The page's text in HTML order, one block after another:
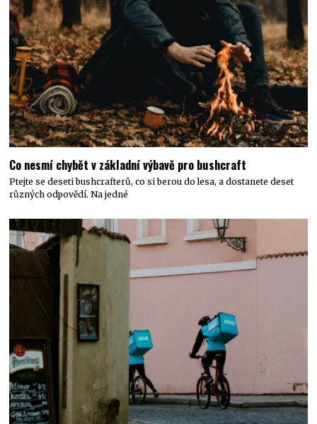
Co nesmí chybět v základní výbavě pro bushcraft
Ptejte se deseti bushcrafterů, co si berou do lesa, a dostanete deset
různých odpovědí. Na jedné